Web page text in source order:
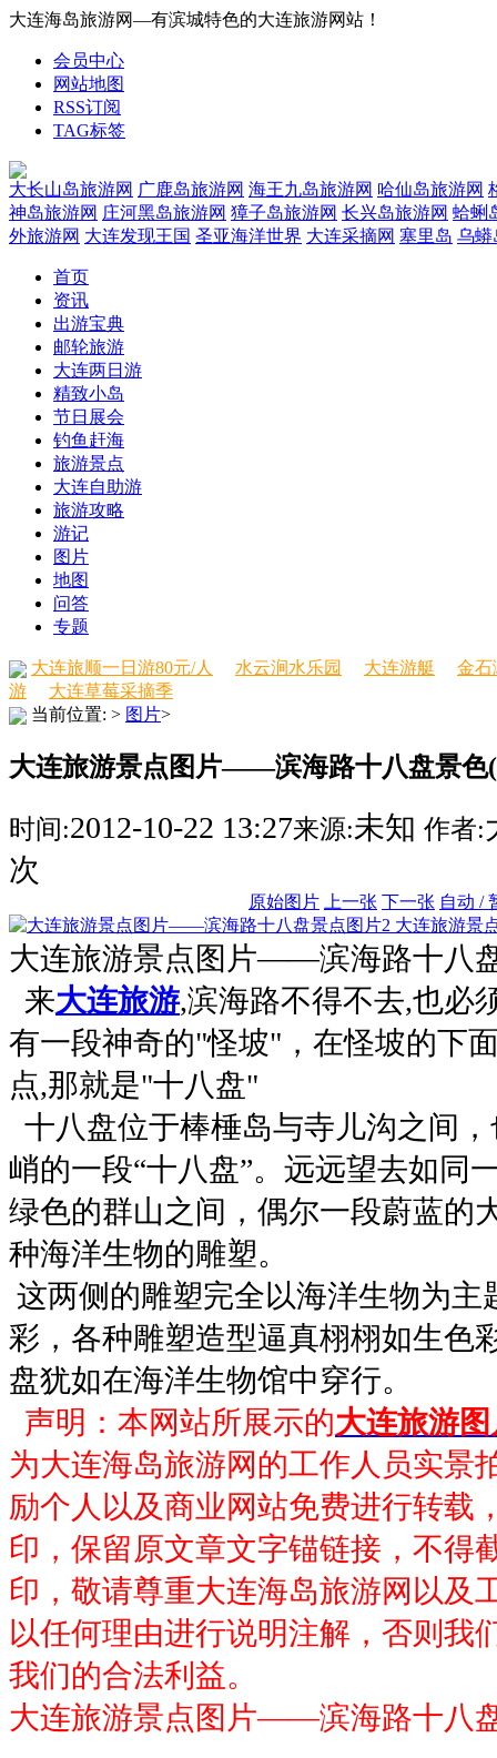
大连海岛旅游网—有滨城特色的大连旅游网站！
会员中心
网站地图
RSS订阅
TAG标签
大长山岛旅游网 广鹿岛旅游网 海王九岛旅游网 哈仙岛旅游网
神岛旅游网 庄河黑岛旅游网 獐子岛旅游网 长兴岛旅游网 蛤蜊
外旅游网 大连发现王国 圣亚海洋世界 大连采摘网 塞里岛 乌蟒
首页
资讯
出游宝典
邮轮旅游
大连两日游
精致小岛
节日展会
钓鱼赶海
旅游景点
大连自助游
旅游攻略
游记
图片
地图
问答
专题
大连旅顺一日游80元/人 水云涧水乐园 大连游艇
金石
游
大连草莓采摘季
当前位置: > 图片>
大连旅游景点图片——滨海路十八盘景色
时间:2012-10-22 13:27来源:未知 作者:
次
原始图片 上一张 下一张 自动 /
大连旅游景
大连旅游景点图片——滨海路十八
来大连旅游,滨海路不得不去,也必
有一段神奇的"怪坡"，在怪坡的下
点,那就是"十八盘"
十八盘位于棒棰岛与寺儿沟之间
峭的一段“十八盘”。远远望去如同
绿色的群山之间，偶尔一段蔚蓝的
种海洋生物的雕塑。
这两侧的雕塑完全以海洋生物为主
彩，各种雕塑造型逼真栩栩如生色
盘犹如在海洋生物馆中穿行。
声明：本网站所展示的大连旅游
为大连海岛旅游网的工作人员实景
励个人以及商业网站免费进行转载
印，保留原文章文字锚链接，不得
印，敬请尊重大连海岛旅游网以及
以任何理由进行说明注解，否则我
我们的合法利益。
大连旅游景点图片——滨海路十八